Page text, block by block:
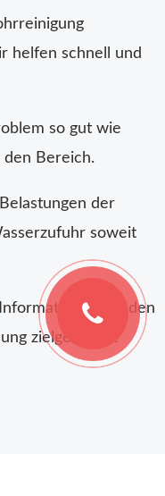
helfen schnell und
so gut wie
den Bereich.
der
soweit
für den
zielgerichtet